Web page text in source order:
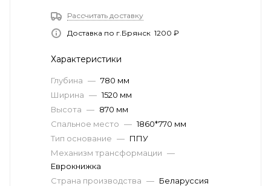
Рассчитать доставку
Доставка по г.Брянск 1200 ₽
Характеристики
Глубина — 780 мм
Ширина — 1520 мм
Высота — 870 мм
Спальное место — 1860*770 мм
Тип основание — ППУ
Механизм трансформации —
Еврокнижка
Страна производства — Беларуссия